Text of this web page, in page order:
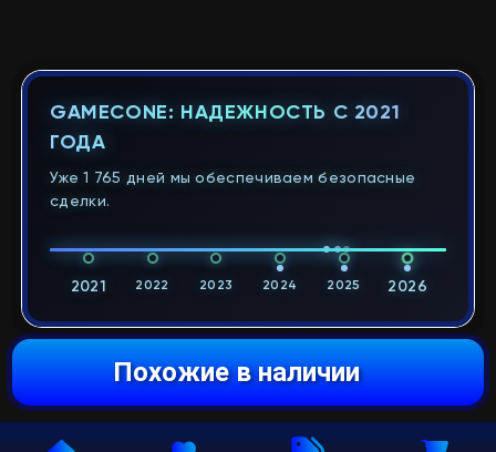
Похожие в наличии
GAMECONE: НАДЕЖНОСТЬ С 2021
ГОДА
Уже 1 765 дней мы обеспечиваем безопасные
сделки.
2021 2022 2023 2024 2025 2026